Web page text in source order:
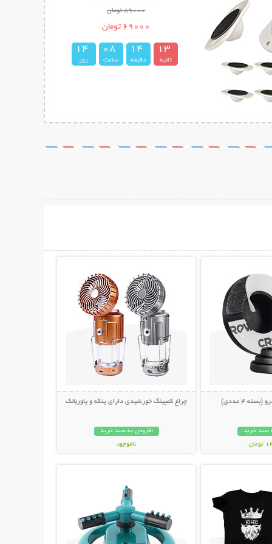
298000 تومان
139000 تومان
1 2
ثانیه
1 4
دقیقه
0 8
ساعت
1 4
روز
4 عددی)
سبد خرید
چراغ کمپینگ خورشیدی دارای پنکه و پاوربانک
افزودن به سبد خرید
ناموجود